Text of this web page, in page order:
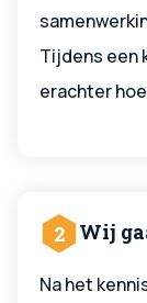
Tijdens een
erachter
2 Wij
Na het